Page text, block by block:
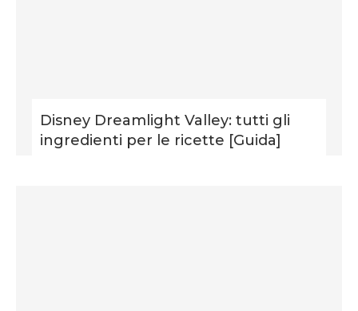
Disney Dreamlight Valley: tutti gli
ingredienti per le ricette [Guida]